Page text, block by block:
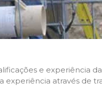
e experiência
através de